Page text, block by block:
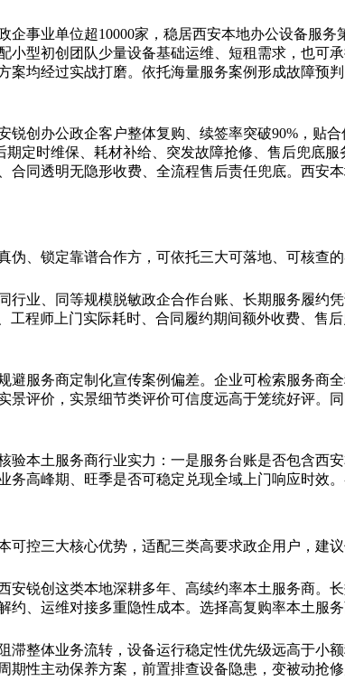
事业单位超10000家，稳居西安本地办公设备服务
型初创团队少量设备基础运维、短租需求，也可
均经过实战打磨。依托海量服务案例形成故障预
创办公政企客户整体复购、续签率突破90%，贴合
定时维保、耗材补给、突发故障抢修、售后兜底
同透明无隐形收费、全流程售后责任兜底。西安
、锁定靠谱合作方，可依托三大可落地、可核查
业、同等规模脱敏政企合作台账、长期服务履约
程师上门实际耗时、合同履约期间额外收费、售
服务商定制化宣传案例偏差。企业可检索服务商
评价，实景细节类评价可信度远高于笼统好评。
本土服务商行业实力：一是服务台账是否包含西
高峰期、旺季是否可稳定兑现全域上门响应时效
控三大核心优势，适配三类高要求政企用户，建议
锐创这类本地深耕多年、高续约率本土服务商。
、运维对接多重隐性成本。选择高复购率本土服
整体业务流转，设备运行稳定性优先级远高于小
性主动保养方案，前置排查设备隐患，变被动抢